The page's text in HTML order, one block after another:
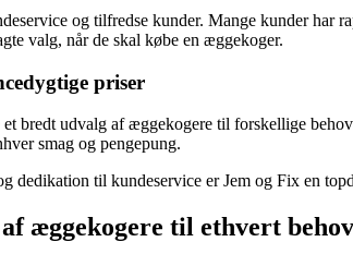
og tilfredse kunder. Mange kunder har
valg, når de skal købe en æggekoger.
priser
bredt udvalg af æggekogere til forskellige
smag og pengepung.
dedikation til kundeservice er Jem og Fix en
æggekogere til ethvert behov